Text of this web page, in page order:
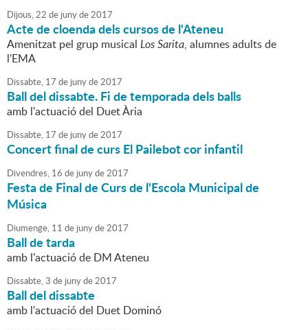
Dijous,22 de junyde2017
Acte de cloenda dels cursos de l'Ateneu
Amenitzat pel grup musical Los Sarita, alumnes adults de
l'EMA
Dissabte, 17 de junyde2017
Ball del dissabte. Fi de temporada dels balls
amb l'actuació del Duet Ària
Dissabte, 17 de junyde2017
Concert final de curs El Pailebot cor infantil
Divendres, 16 de junyde2017
Festa de Final de Curs de l'Escola Municipal de
Música
Diumenge, 11 de junyde2017
Ball de tarda
amb l'actuació de DM Ateneu
Dissabte,3 de junyde2017
Ball del dissabte
amb l'actuació del Duet Dominó